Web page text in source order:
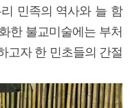
민족의 역사와 늘 함
한 불교미술에는 부처
고자 한 민초들의 간절